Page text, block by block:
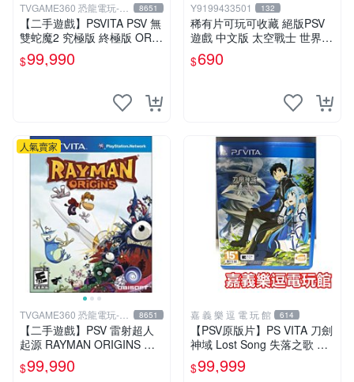
TVGAME360 恐龍電玩-台
中店
8651
【二手遊戲】PSVITA PSV 無
雙蛇魔2 究極版 終極版 ORO
CHI 2 II ULTIMATE 珍藏盒
中文版
$99,990
Y9199433501 132
稀有片可玩可收藏 絕版PSV
遊戲 中文版 太空戰士 世界
中文版
$690
人氣賣家
TVGAME360 恐龍電玩-台
中店
8651
【二手遊戲】PSV 雷射超人
起源 RAYMAN ORIGINS 英
文版【台中恐龍電玩】
$99,990
嘉 義 樂 逗 電 玩 館 614
【PSV原版片】PS VITA 刀劍
神域 Lost Song 失落之歌 【9
成新】✪中文中古二手✪嘉義
樂逗電玩館
$99,999